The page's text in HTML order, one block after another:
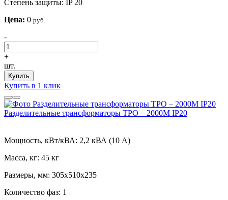
Степень защиты: IP 20
Цена: 0 руб.
-
+
шт.
Купить
Купить в 1 клик
Разделительные трансформаторы ТРО – 2000М IP20
Мощность, кВт/кВА: 2,2 кВА (10 А)
Масса, кг: 45 кг
Размеры, мм: 305х510х235
Количество фаз: 1